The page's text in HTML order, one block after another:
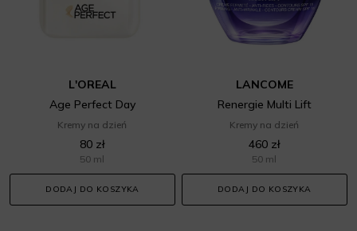
L'OREAL
Age Perfect Day
Kremy na dzień
80 zł
50 ml
DODAJ DO KOSZYKA
LANCOME
Renergie Multi Lift
Kremy na dzień
460 zł
50 ml
DODAJ DO KOSZYKA